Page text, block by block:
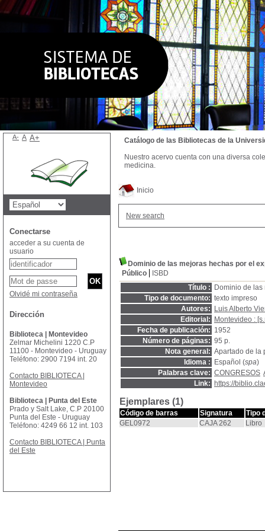
Inicio
New search
Dominio de las mejoras hechas por el
Público
ISBD
Título :
Dominio de
Tipo de documento: texto impreso
Autores:
Luis Alberto
Editorial:
Montevideo :
Fecha de publicación: 1952
Número de páginas: 95 p.
Nota general: Apartado de la
Idioma :
Español (spa)
Palabras clave: CONGRESOS
Link:
https://
Ejemplares (1)
Código de barras Signatura
Tipo
GEL0972
CAJA 262 Libro
Catálogo de las Bibliotecas de la
Nuestro acervo cuenta con una diversa
medicina.
A- A A+
Conectarse
acceder a su cuenta de
usuario
Olvidé mi contraseña
Dirección
Biblioteca | Montevideo
Zelmar Michelini 1220 C.P
11100 - Montevideo - Uruguay
Teléfono: 2900 7194 int. 20
Contacto BIBLIOTECA |
Montevideo
Biblioteca | Punta del Este
Prado y Salt Lake, C.P 20100
Punta del Este - Uruguay
Teléfono: 4249 66 12 int. 103
Contacto BIBLIOTECA | Punta
del Este